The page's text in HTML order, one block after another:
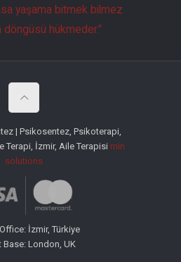
yaşama bitmek bilmez
hükmeder."
| Psikosentez, Psikoterapi,
Terapi, İzmir, Aile Terapisi min
solutions
İzmir, Türkiye
Base: London, UK